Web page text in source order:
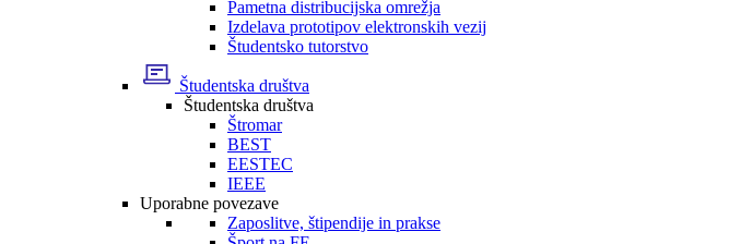
Pametna distribucijska omrežja
Izdelava prototipov elektronskih vezij
Študentsko tutorstvo
Študentska društva
Študentska društva
Štromar
BEST
EESTEC
IEEE
Uporabne povezave
Zaposlitve, štipendije in prakse